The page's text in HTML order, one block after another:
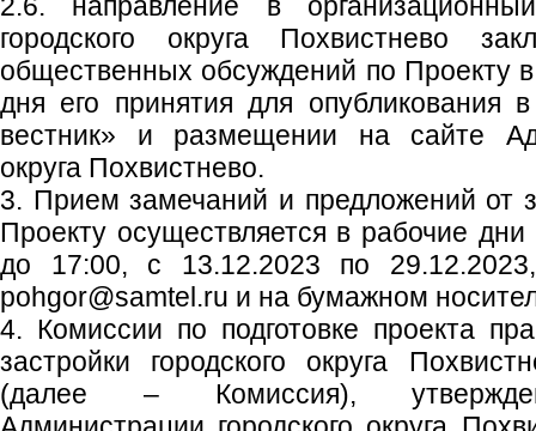
городского округа Похвистнево
общественных обсуждений по Проекту
дня его принятия для опубликования
вестник» и размещении на сайте
округа Похвистнево.
3. Прием замечаний и предложений от
Проекту осуществляется в рабочие
до 17:00, с 13.12.2023 по
pohgor@samtel.ru и на бумажном
4. Комиссии по подготовке проекта
застройки городского округа
(далее – Комиссия),